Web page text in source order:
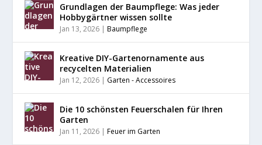
Grundlagen der Baumpflege: Was jeder
Hobbygärtner wissen sollte
Jan 13, 2026 |Baumpflege
Kreative DIY-Gartenornamente aus
recycelten Materialien
Jan 12, 2026 | Garten - Accessoires
Die 10 schönsten Feuerschalen für Ihren
Garten
Jan 11, 2026 |Feuer im Garten